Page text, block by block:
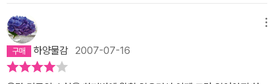
발표할 때마다 히트를 해왔지만, 흔히 이렇게 고집스러운 성격은 갈
수록 복잡한 정도가 심해져서, 연극이 답답해지거나 집착하는 만큼
이야기가 작아지는 경향이 있다. 하지만 가미야는 그렇지 않았다. 확
실히 나이가 들면서 서서히 구성은 이중, 삼중으로 점점 더 복잡해지
하게 사건의 결말을 알 수 있거나 추측할 수 있는 수준에서 벗어나 읽
으면 읽을수록 헤어나올 수 없는 뫼비우스의 띠 같은 미로를 거닐고
있는 느낌. 시작도 결말도 어느 것이 어느 것인지 모를만큼 얽혀있는
스토리...일반 액자구조를 지닌 책들과는 달리 현실은 극중극에 발이
닿아있고 극중극은 현실의 팔짱을 끼고 있다. 마치 서로 교집합을 이
하양물감2007-07-16